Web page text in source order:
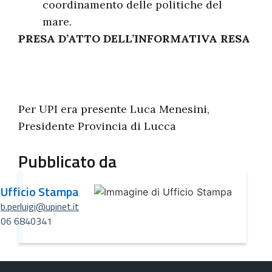
coordinamento delle politiche del
mare.
PRESA D’ATTO DELL’INFORMATIVA RESA
Per UPI era presente Luca Menesini,
Presidente Provincia di Lucca
Pubblicato da
Ufficio Stampa
b.perluigi@upinet.it
06 6840341